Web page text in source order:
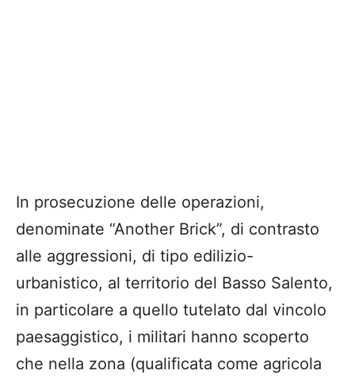
In prosecuzione delle operazioni,
denominate “Another Brick”, di contrasto
alle aggressioni, di tipo edilizio-
urbanistico, al territorio del Basso Salento,
in particolare a quello tutelato dal vincolo
paesaggistico, i militari hanno scoperto
che nella zona (qualificata come agricola